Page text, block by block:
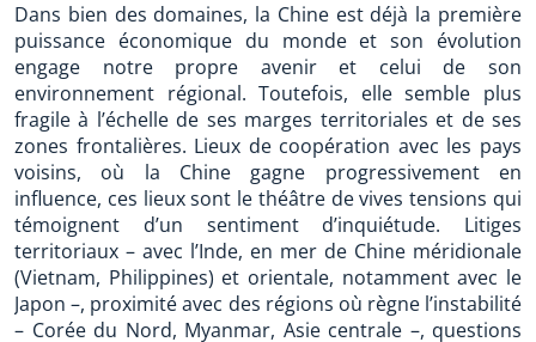
Dans bien des domaines, la Chine est déjà la première
puissance économique du monde et son évolution
engage notre propre avenir et celui de son
environnement régional. Toutefois, elle semble plus
fragile à l’échelle de ses marges territoriales et de ses
zones frontalières. Lieux de coopération avec les pays
voisins, où la Chine gagne progressivement en
influence, ces lieux sont le théâtre de vives tensions qui
témoignent d’un sentiment d’inquiétude. Litiges
territoriaux – avec l’Inde, en mer de Chine méridionale
(Vietnam, Philippines) et orientale, notamment avec le
Japon –, proximité avec des régions où règne l’instabilité
– Corée du Nord, Myanmar, Asie centrale –, questions